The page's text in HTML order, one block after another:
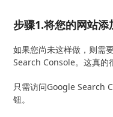
步骤1.将您的网站
如果您尚未这样做，则需
Search Console。这真的
只需访问Google Search
钮。